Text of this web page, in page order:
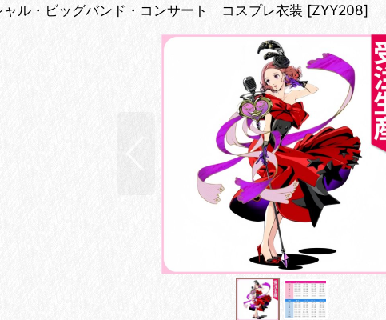
・ビッグバンド・コンサート コスプレ衣装 [ZYY208]